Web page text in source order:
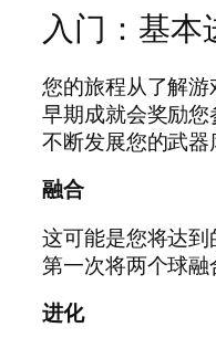
入门：基本
您的旅程从了解
早期成就会奖励
不断发展您的武器
融合
这可能是您将达
第一次将两个球融
进化